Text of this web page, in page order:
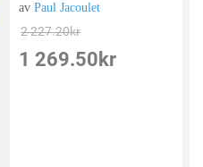
avPaul Jacoulet
2 227.20kr
1 269.50 kr